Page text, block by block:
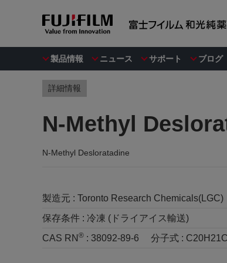
製品情報 ニュース サポート ブログ
詳細情報
N-Methyl
N-Methyl Desloratadine
製造元 : Toronto Research Chemicals(LGC)
保存条件 : 冷凍 (ドライアイス輸送)
CAS RN ® : 38092-89-6 分子式 :